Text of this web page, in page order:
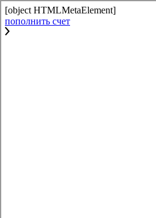
[object HTMLMetaElement]
пополнить счет